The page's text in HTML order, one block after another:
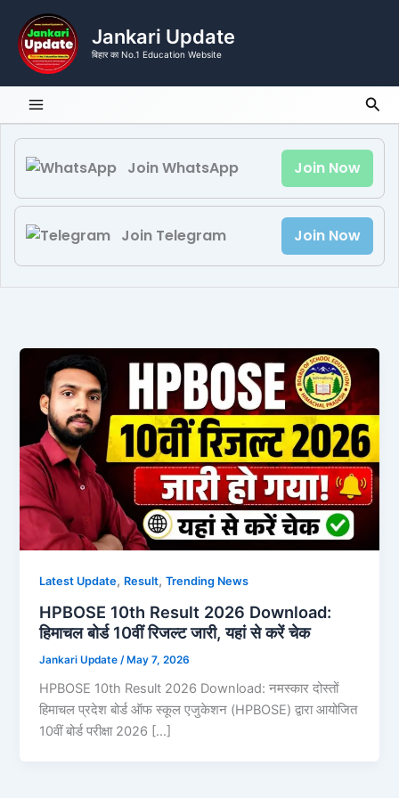
content
Jankari Update
बिहार का No.1 Education Website
Join WhatsApp Join Now
Join Telegram Join Now
Latest Update, Result,Trending News
HPBOSE 10th Result 2026 Download:
हिमाचल बोर्ड 10वीं रिजल्ट जारी, यहां से करें चेक
Jankari Update /May 7, 2026
HPBOSE 10th Result 2026 Download: नमस्कार दोस्तों
हिमाचल प्रदेश बोर्ड ऑफ स्कूल एजुकेशन (HPBOSE) द्वारा आयोजित
10वीं बोर्ड परीक्षा 2026 […]